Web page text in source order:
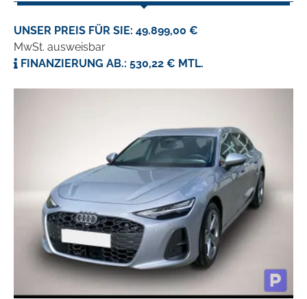
UNSER PREIS FÜR SIE: 49.899,00 €
MwSt. ausweisbar
FINANZIERUNG AB.: 530,22 € MTL.